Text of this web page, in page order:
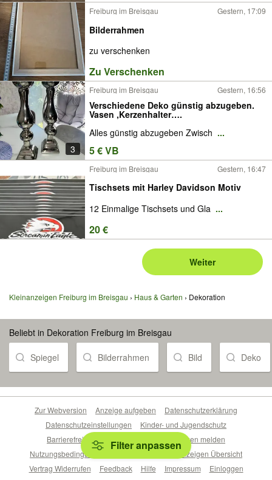
Freiburg im Breisgau Gestern, 17:09
Bilderrahmen
zu verschenken
Zu Verschenken
3
Freiburg im Breisgau Gestern, 16:56
Verschiedene Deko günstig abzugeben.
Vasen ,Kerzenhalter….
Alles günstig abzugeben Zwisch ...
5 € VB
Freiburg im Breisgau Gestern, 16:47
Tischsets mit Harley Davidson Motiv
12 Einmalige Tischsets und Gla ...
20 €
Weiter
Kleinanzeigen Freiburg im Breisgau Haus & Garten Dekoration
Beliebt in Dekoration Freiburg im Breisgau
Spiegel Bilderrahmen Bild Deko
Filter anpassen
Zur Webversion Anzeige aufgeben
Datenschutzerklärung
Datenschutzeinstellungen
Kinder- und Jugendschutz
Barrierefreiheitserklärung
Sicherheitslücken melden
Nutzungsbedingungen
Beliebte Suchen
Anzeigen Übersicht
Vertrag Widerrufen
Feedback Hilfe Impressum Einloggen